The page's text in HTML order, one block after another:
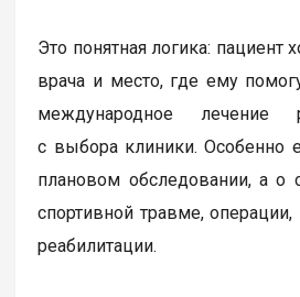
Это понятная логика: пациент
врача и место, где ему
международное лечение
с выбора клиники. Особенно
плановом обследовании, а о
спортивной травме,
реабилитации.